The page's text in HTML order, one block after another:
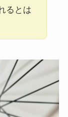
るとは